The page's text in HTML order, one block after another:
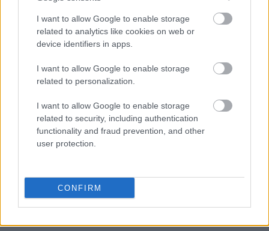
I want to allow Google to enable storage
related to analytics like cookies on web or
device identifiers in apps.
I want to allow Google to enable storage
related to personalization.
I want to allow Google to enable storage
related to security, including authentication
functionality and fraud prevention, and other
user protection.
CONFIRM
San Marino
babysitter